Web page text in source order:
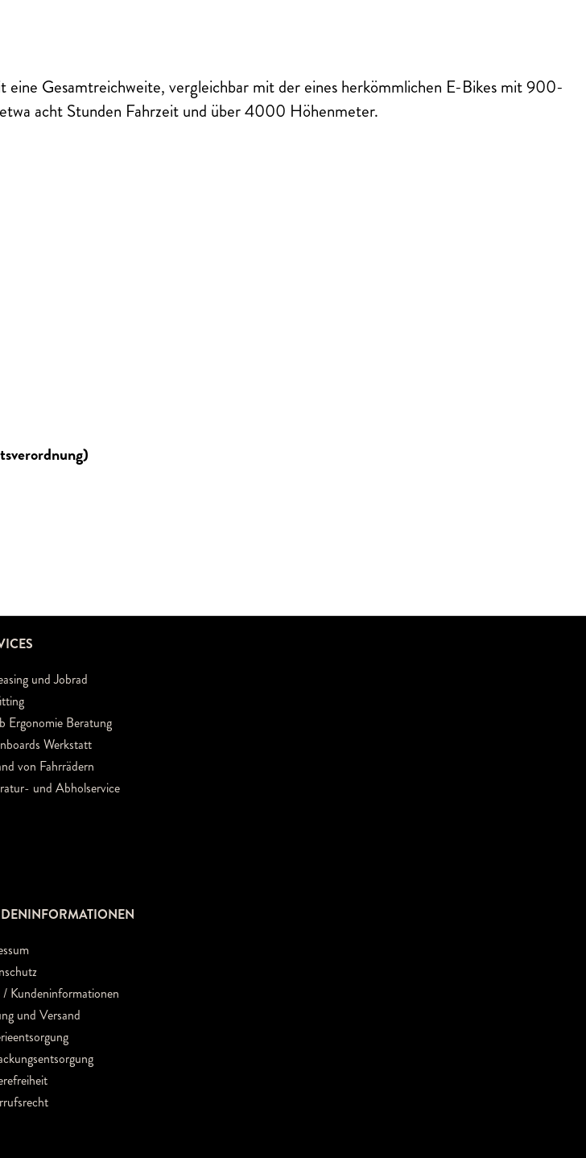
Gesamtreichweite, vergleichbar mit der eines herkömmlichen E-Bikes mit 900-
acht Stunden Fahrzeit und über 4000 Höhenmeter.
und Jobrad
Ergonomie Beratung
Werkstatt
von Fahrrädern
und Abholservice
Kundeninformationen
und Versand